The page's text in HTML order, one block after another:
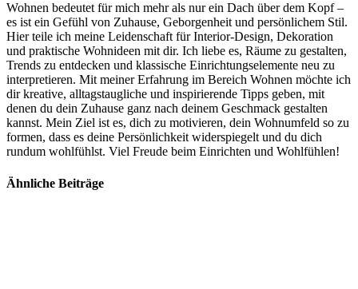
Wohnen bedeutet für mich mehr als nur ein Dach über dem Kopf –
es ist ein Gefühl von Zuhause, Geborgenheit und persönlichem Stil.
Hier teile ich meine Leidenschaft für Interior-Design, Dekoration
und praktische Wohnideen mit dir. Ich liebe es, Räume zu gestalten,
Trends zu entdecken und klassische Einrichtungselemente neu zu
interpretieren. Mit meiner Erfahrung im Bereich Wohnen möchte ich
dir kreative, alltagstaugliche und inspirierende Tipps geben, mit
denen du dein Zuhause ganz nach deinem Geschmack gestalten
kannst. Mein Ziel ist es, dich zu motivieren, dein Wohnumfeld so zu
formen, dass es deine Persönlichkeit widerspiegelt und du dich
rundum wohlfühlst. Viel Freude beim Einrichten und Wohlfühlen!
Ähnliche Beiträge